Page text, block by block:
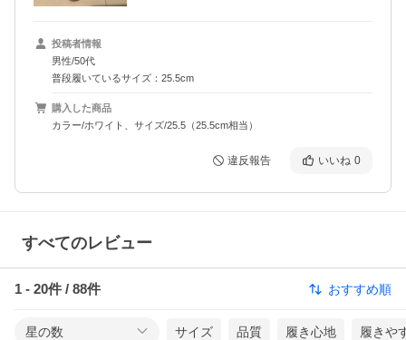
投稿者情報
男性/50代
普段履いているサイズ：25.5cm
購入した商品
カラー/ホワイト、サイズ/25.5（25.5cm相当）
違反報告 いいね 0
すべてのレビュー
1 - 20件 / 88件 おすすめ順
星の数 サイズ 品質 履き心地 履きや